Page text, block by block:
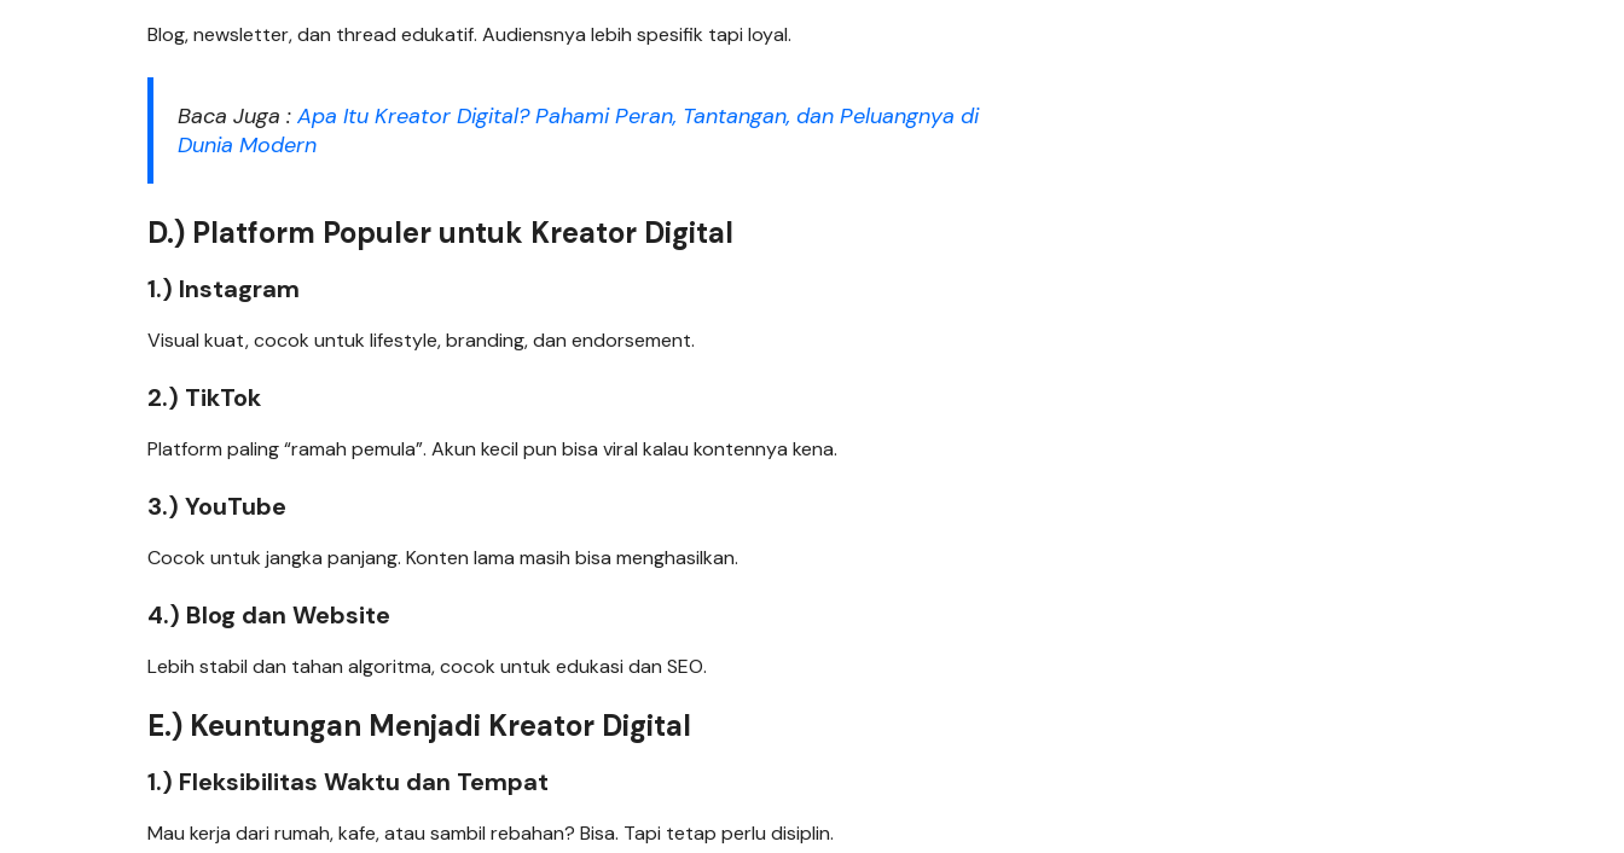
Blog, newsletter, dan thread edukatif. Audiensnya lebih spesifik tapi loyal.
Baca Juga : Apa Itu Kreator Digital? Pahami Peran, Tantangan, dan Peluangnya di
Dunia Modern
D.) Platform Populer untuk Kreator Digital
1.) Instagram
Visual kuat, cocok untuk lifestyle, branding, dan endorsement.
2.) TikTok
Platform paling “ramah pemula”. Akun kecil pun bisa viral kalau kontennya kena.
3.) YouTube
Cocok untuk jangka panjang. Konten lama masih bisa menghasilkan.
4.) Blog dan Website
Lebih stabil dan tahan algoritma, cocok untuk edukasi dan SEO.
E.) Keuntungan Menjadi Kreator Digital
1.) Fleksibilitas Waktu dan Tempat
Mau kerja dari rumah, kafe, atau sambil rebahan? Bisa. Tapi tetap perlu disiplin.